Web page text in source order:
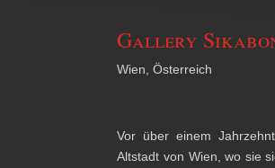
Gallery
Wien, Österreich
Vor über einem
Altstadt von Wien, wo sie